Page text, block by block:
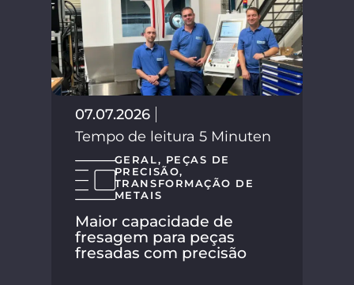
07.07.2026
Tempo de leitura 5 Minuten
GERAL, PEÇAS DE
PRECISÃO,
TRANSFORMAÇÃO DE
METAIS
Maior capacidade de
fresagem para peças
fresadas com precisão